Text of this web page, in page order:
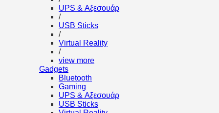
UPS & Αξεσουάρ
/
USB Sticks
/
Virtual Reality
/
view more
Gadgets
Bluetooth
Gaming
UPS & Αξεσουάρ
USB Sticks